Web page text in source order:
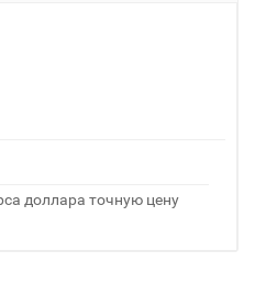
доллара точную цену